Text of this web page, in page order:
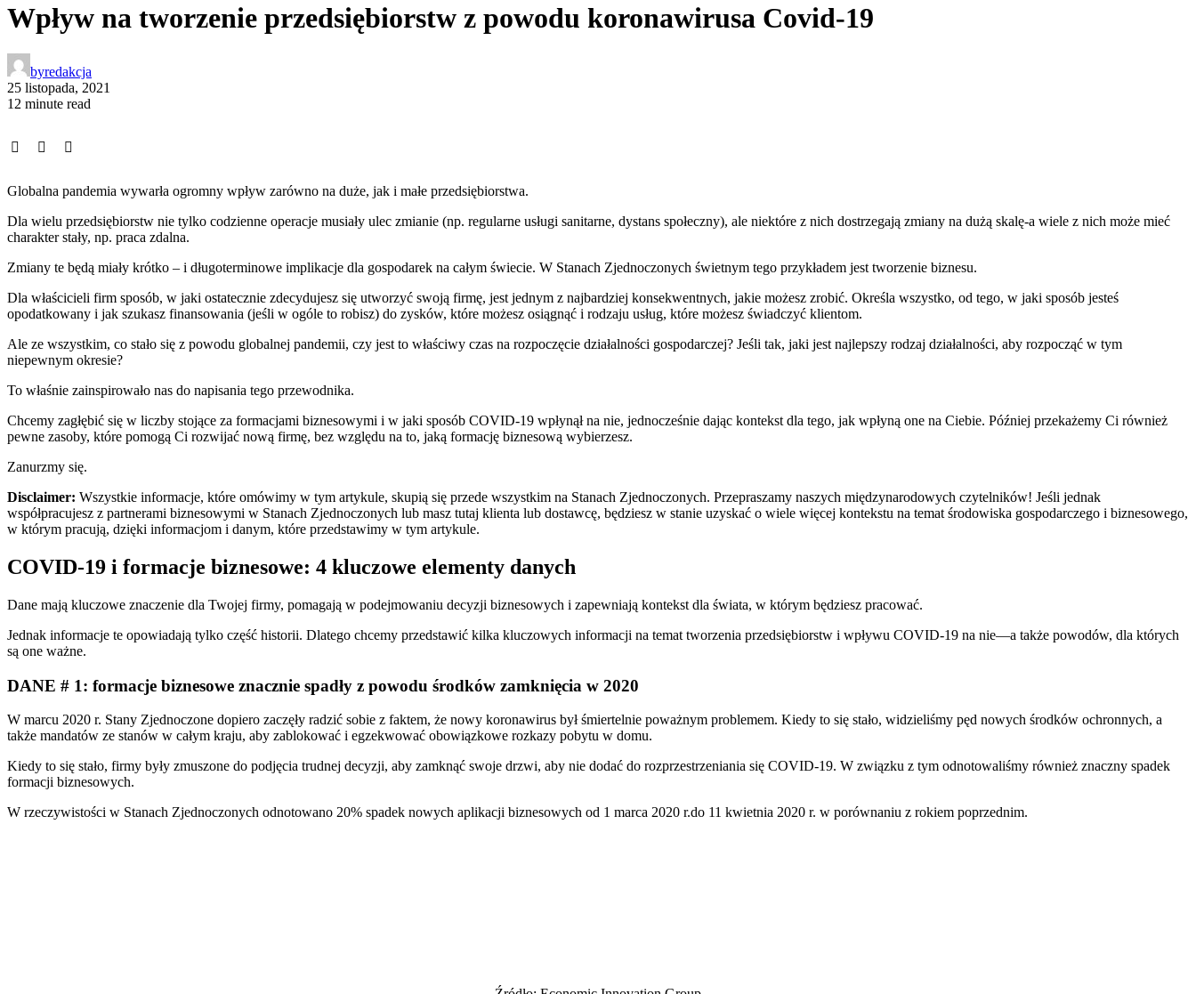
Wpływ na tworzenie przedsiębiorstw z powodu koronawirusa Covid-19
byredakcja
25 listopada, 2021
12 minute read
Globalna pandemia wywarła ogromny wpływ zarówno na duże, jak i małe przedsiębiorstwa.
Dla wielu przedsiębiorstw nie tylko codzienne operacje musiały ulec zmianie (np. regularne usługi sanitarne, dystans społeczny), ale niektóre z nich dostrzegają zmiany na dużą skalę-a wiele z nich może mieć
charakter stały, np. praca zdalna.
Zmiany te będą miały krótko – i długoterminowe implikacje dla gospodarek na całym świecie. W Stanach Zjednoczonych świetnym tego przykładem jest tworzenie biznesu.
Dla właścicieli firm sposób, w jaki ostatecznie zdecydujesz się utworzyć swoją firmę, jest jednym z najbardziej konsekwentnych, jakie możesz zrobić. Określa wszystko, od tego, w jaki sposób jesteś
opodatkowany i jak szukasz finansowania (jeśli w ogóle to robisz) do zysków, które możesz osiągnąć i rodzaju usług, które możesz świadczyć klientom.
Ale ze wszystkim, co stało się z powodu globalnej pandemii, czy jest to właściwy czas na rozpoczęcie działalności gospodarczej? Jeśli tak, jaki jest najlepszy rodzaj działalności, aby rozpocząć w tym
niepewnym okresie?
To właśnie zainspirowało nas do napisania tego przewodnika.
Chcemy zagłębić się w liczby stojące za formacjami biznesowymi i w jaki sposób COVID-19 wpłynął na nie, jednocześnie dając kontekst dla tego, jak wpłyną one na Ciebie. Później przekażemy Ci również
pewne zasoby, które pomogą Ci rozwijać nową firmę, bez względu na to, jaką formację biznesową wybierzesz.
Zanurzmy się.
Disclaimer: Wszystkie informacje, które omówimy w tym artykule, skupią się przede wszystkim na Stanach Zjednoczonych. Przepraszamy naszych międzynarodowych czytelników! Jeśli jednak
współpracujesz z partnerami biznesowymi w Stanach Zjednoczonych lub masz tutaj klienta lub dostawcę, będziesz w stanie uzyskać o wiele więcej kontekstu na temat środowiska gospodarczego i biznesowego,
w którym pracują, dzięki informacjom i danym, które przedstawimy w tym artykule.
COVID-19 i formacje biznesowe: 4 kluczowe elementy danych
Dane mają kluczowe znaczenie dla Twojej firmy, pomagają w podejmowaniu decyzji biznesowych i zapewniają kontekst dla świata, w którym będziesz pracować.
Jednak informacje te opowiadają tylko część historii. Dlatego chcemy przedstawić kilka kluczowych informacji na temat tworzenia przedsiębiorstw i wpływu COVID-19 na nie—a także powodów, dla których
są one ważne.
DANE # 1: formacje biznesowe znacznie spadły z powodu środków zamknięcia w 2020
W marcu 2020 r. Stany Zjednoczone dopiero zaczęły radzić sobie z faktem, że nowy koronawirus był śmiertelnie poważnym problemem. Kiedy to się stało, widzieliśmy pęd nowych środków ochronnych, a
także mandatów ze stanów w całym kraju, aby zablokować i egzekwować obowiązkowe rozkazy pobytu w domu.
Kiedy to się stało, firmy były zmuszone do podjęcia trudnej decyzji, aby zamknąć swoje drzwi, aby nie dodać do rozprzestrzeniania się COVID-19. W związku z tym odnotowaliśmy również znaczny spadek
formacji biznesowych.
W rzeczywistości w Stanach Zjednoczonych odnotowano 20% spadek nowych aplikacji biznesowych od 1 marca 2020 r.do 11 kwietnia 2020 r. w porównaniu z rokiem poprzednim.